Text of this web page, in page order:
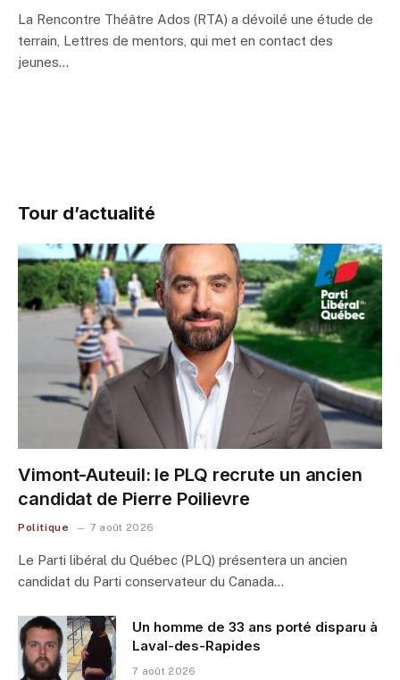
La Rencontre Théâtre Ados (RTA) a dévoilé une étude de
terrain, Lettres de mentors, qui met en contact des
jeunes…
Tour d’actualité
Vimont-Auteuil: le PLQ recrute un ancien
candidat de Pierre Poilievre
Politique 7 août 2026
Le Parti libéral du Québec (PLQ) présentera un ancien
candidat du Parti conservateur du Canada…
Un homme de 33 ans porté disparu à
Laval-des-Rapides
7 août 2026